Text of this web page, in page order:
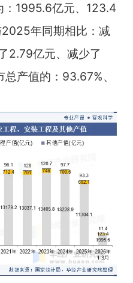
：1995.6亿元、123.4
年同期相比：减
2.79亿元、减少了
产值的：93.67%、